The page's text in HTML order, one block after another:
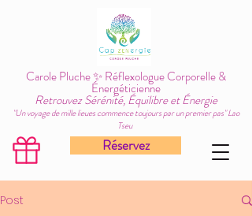
Carole Pluche ✨ Réflexologue Corporelle &
Énergéticienne
Retrouvez Sérénité, Équilibre et Énergie
"Un voyage de mille lieues commence toujours par un premier pas" Lao
Tseu
Réservez
Post